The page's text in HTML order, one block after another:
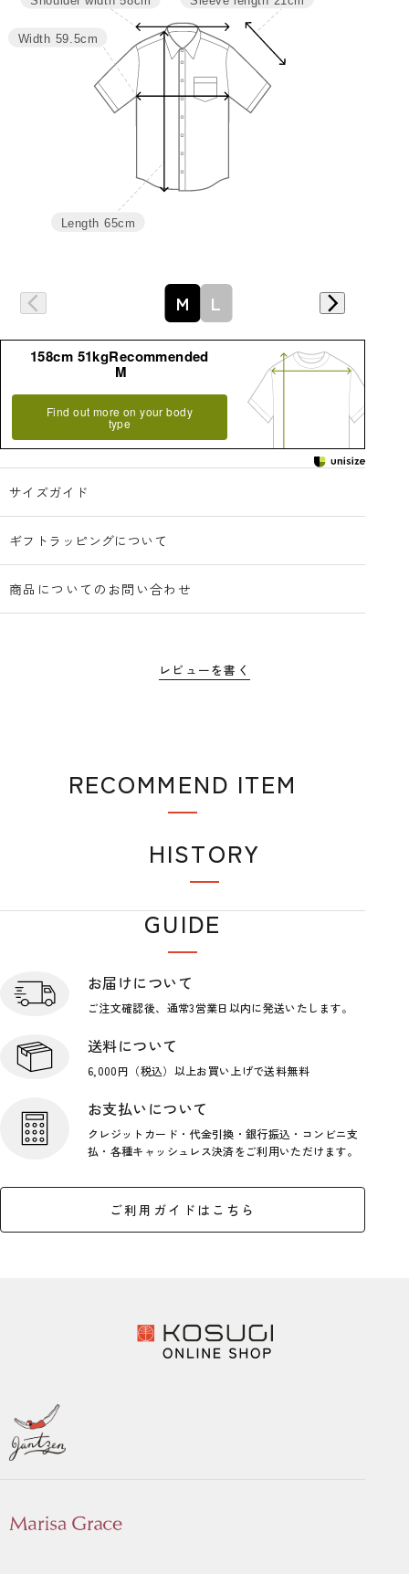
58 119
21.5
Length 65cm
Width 59.5cm
M L
158cm 51kgRecommended
M
Find out more on your body
type
サイズガイド
ギフトラッピングについて
商品についてのお問い合わせ
レビューを書く
RECOMMEND ITEM
HISTORY
GUIDE
お届けについて
ご注文確認後、通常3営業日以内に発送いたします。
送料について
6,000円（税込）以上お買い上げで送料無料
お支払いについて
クレジットカード・代金引換・銀行振込・コンビニ支
払・各種キャッシュレス決済をご利用いただけます。
ご利用ガイドはこちら